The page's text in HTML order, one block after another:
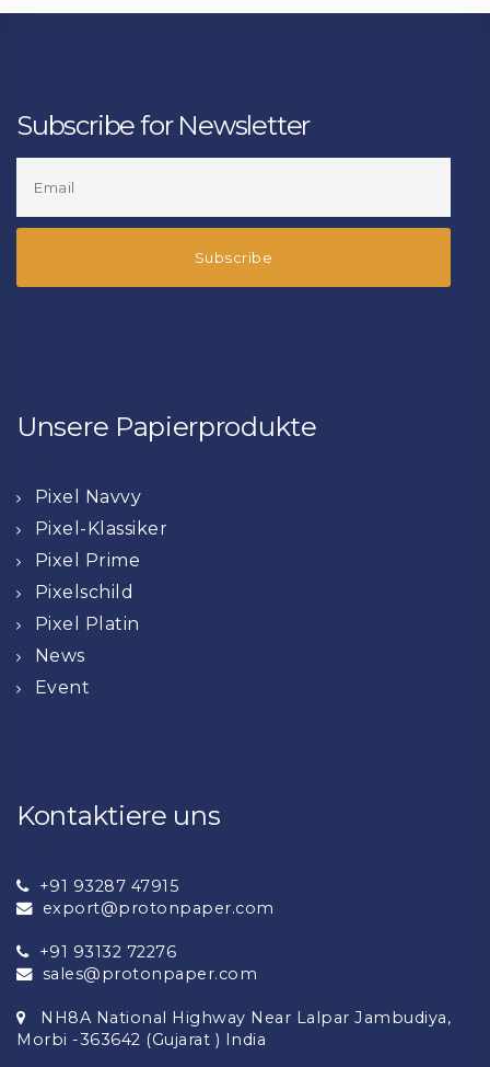
Subscribe for Newsletter
Unsere Papierprodukte
Pixel Navvy
Pixel-Klassiker
Pixel Prime
Pixelschild
Pixel Platin
News
Event
Kontaktiere uns
+91 93287 47915
export@protonpaper.com
+91 93132 72276
sales@protonpaper.com
NH8A National Highway Near Lalpar Jambudiya,
Morbi -363642 (Gujarat ) India